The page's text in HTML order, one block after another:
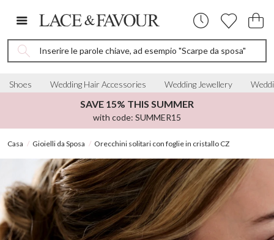
Inserire le parole chiave, ad esempio "Scarpe da sposa"
Shoes Wedding Hair Accessories Wedding Jewellery
SAVE 15% THIS SUMMER
with code: SUMMER15
Casa Gioielli da Sposa Orecchini solitari con foglie in cristallo CZ